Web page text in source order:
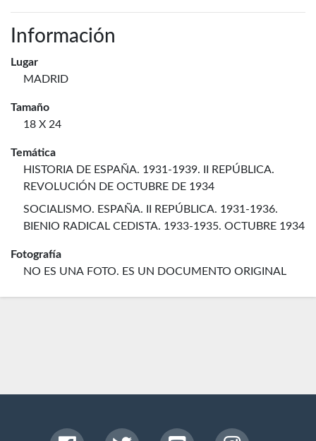
Información
Lugar
MADRID
Tamaño
18 X 24
Temática
HISTORIA DE ESPAÑA. 1931-1939. II REPÚBLICA.
REVOLUCIÓN DE OCTUBRE DE 1934
SOCIALISMO. ESPAÑA. II REPÚBLICA. 1931-1936.
BIENIO RADICAL CEDISTA. 1933-1935. OCTUBRE 1934
Fotografía
NO ES UNA FOTO. ES UN DOCUMENTO ORIGINAL